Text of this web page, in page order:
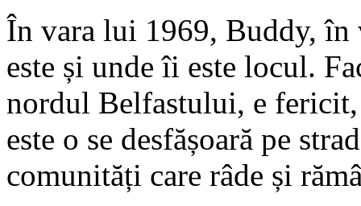
În vara lui 1969, Buddy, în
este și unde îi este locul.
nordul Belfastului, e
este o se desfășoară pe
comunități care râde și